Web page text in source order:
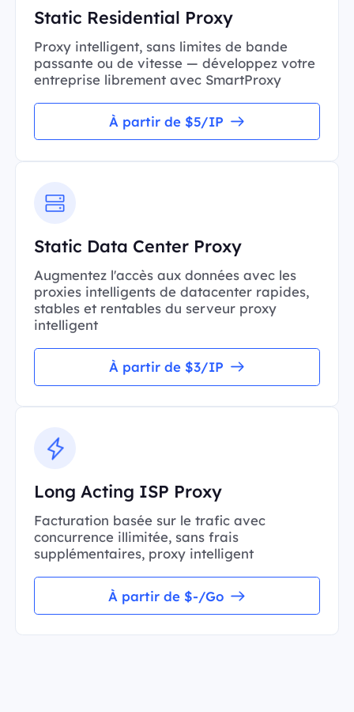
Static Residential Proxy
Proxy intelligent, sans limites de bande
passante ou de vitesse — développez votre
entreprise librement avec SmartProxy
À partir de $5/IP
Static Data Center Proxy
Augmentez l'accès aux données avec les
proxies intelligents de datacenter rapides,
stables et rentables du serveur proxy
intelligent
À partir de $3/IP
Long Acting ISP Proxy
Facturation basée sur le trafic avec
concurrence illimitée, sans frais
supplémentaires, proxy intelligent
À partir de $-/Go